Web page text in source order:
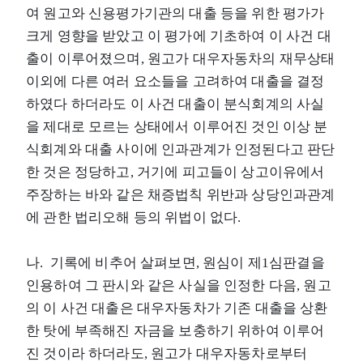
여 원고와 신용평가기관의 대출 등을 위한 평가가
크게 영향을 받았고 이 평가에 기초하여 이 사건 대
출이 이루어졌으며, 원고가 대우자동차의 재무상태
이외에 다른 여러 요소들을 고려하여 대출을 결정
하였다 하더라도 이 사건 대출이 분식회계의 사실
을 제대로 모르는 상태에서 이루어진 것인 이상 분
식회계와 대출 사이에 인과관계가 인정된다고 판단
한 것은 정당하고, 거기에 피고들이 상고이유에서
주장하는 바와 같은 채증법칙 위반과 상당인과관계
에 관한 법리오해 등의 위법이 없다.
나. 기록에 비추어 살펴보면, 원심이 제1심판결을
인용하여 그 판시와 같은 사실을 인정한 다음, 원고
의 이 사건 대출은 대우자동차가 기존 대출을 상환
한 탓에 부족해진 자금을 보충하기 위하여 이루어
진 것이라 하더라도, 원고가 대우자동차로부터